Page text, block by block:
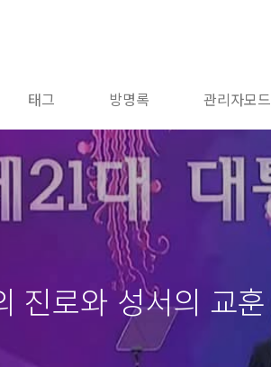
태그 방명록 관리자모드
진로와 성서의 교훈